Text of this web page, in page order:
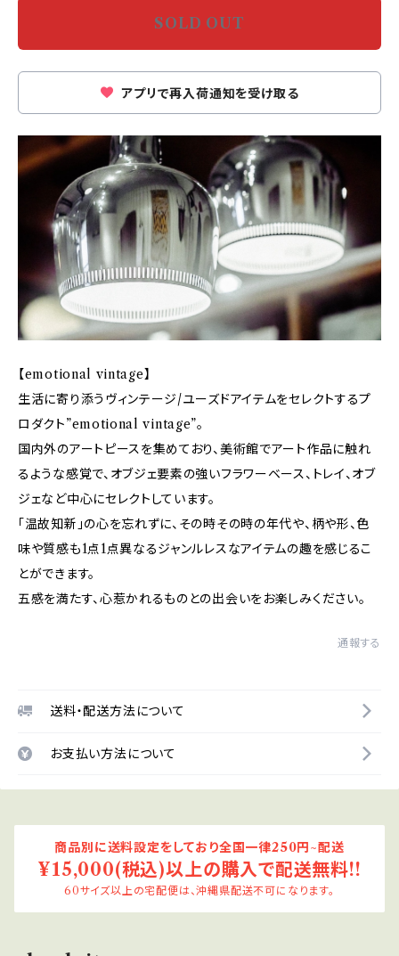
SOLD OUT
アプリで再入荷通知を受け取る
【emotional vintage】
生活に寄り添うヴィンテージ/ユーズドアイテムをセレクトするプ
ロダクト”emotional vintage”。
国内外のアートピースを集めており、美術館でアート作品に触れ
るような感覚で、オブジェ要素の強いフラワーベース、トレイ、オブ
ジェなど中心にセレクトしています。
「温故知新」の心を忘れずに、その時その時の年代や、柄や形、色
味や質感も1点1点異なるジャンルレスなアイテムの趣を感じるこ
とができます。
五感を満たす、心惹かれるものとの出会いをお楽しみください。
通報する
送料・配送方法について
お支払い方法について
商品別に送料設定をしており全国一律250円~配送
¥15,000(税込)以上の購入で配送無料!!
60サイズ以上の宅配便は、沖縄県配送不可になります。